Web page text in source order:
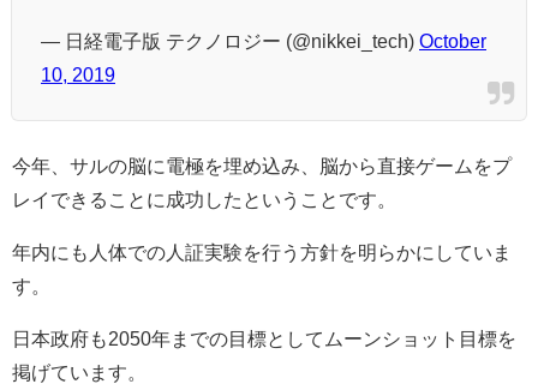
— 日経電子版 テクノロジー (@nikkei_tech) October
10, 2019
今年、サルの脳に電極を埋め込み、脳から直接ゲームをプ
レイできることに成功したということです。
年内にも人体での人証実験を行う方針を明らかにしていま
す。
日本政府も2050年までの目標としてムーンショット目標を
掲げています。